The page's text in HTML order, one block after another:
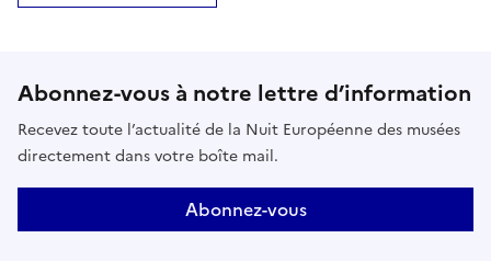
Abonnez-vous à notre lettre d’information
Recevez toute l’actualité de la Nuit Européenne des musées
directement dans votre boîte mail.
Abonnez-vous